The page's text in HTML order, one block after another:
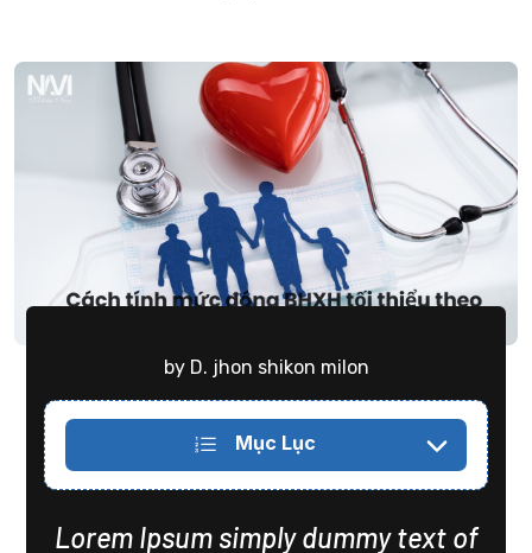
by D. jhon shikon milon
Mục Lục
Lorem Ipsum simply dummy text of